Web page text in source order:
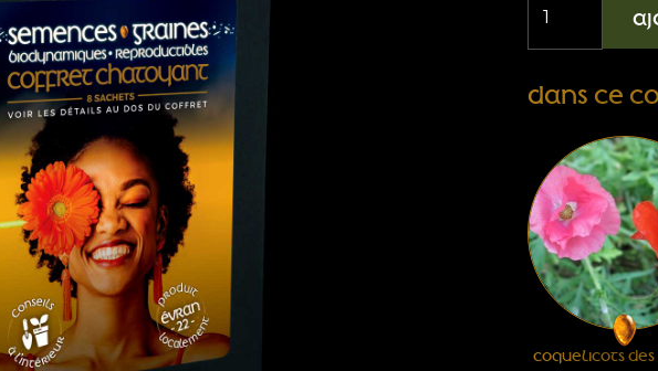
de
Chatoyant
DANS CE
COQUELICOTS